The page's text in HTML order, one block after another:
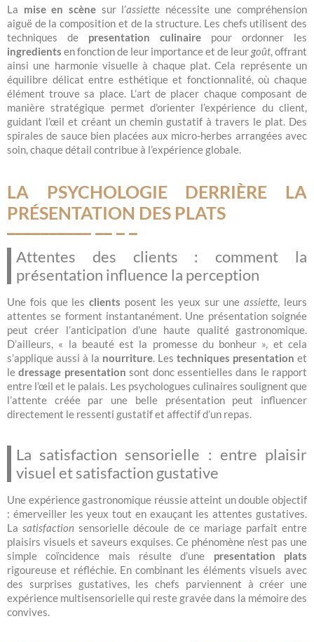
La mise en scènesur l’assiette nécessite une compréhension
aiguë de la composition et de la structure. Les chefs utilisent des
techniques de presentation culinaire pour ordonner les
ingredients en fonction de leur importance et de leur goût , offrant
ainsi une harmonie visuelle à chaque plat. Cela représente un
équilibre délicat entre esthétique et fonctionnalité, où chaque
élément trouve sa place. L’art de placer chaque composant de
manière stratégique permet d’orienter l’expérience du client,
guidant l’œil et créant un chemin gustatif à travers le plat. Des
spirales de sauce bien placées aux micro-herbes arrangées avec
soin, chaque détail contribue à l’expérience globale.
LA PSYCHOLOGIE DERRIÈRE LA
PRÉSENTATION DES PLATS
Attentes des clients : comment la
présentation influence la perception
Une fois que lesclients posent les yeux sur uneassiette , leurs
attentes se forment instantanément. Une présentation soignée
peut créer l’anticipation d’une haute qualité gastronomique.
D’ailleurs, « la beauté est la promesse du bonheur », et cela
s’applique aussi à la nourriture . Les techniques presentation et
ledressage presentation sont donc essentielles dans le rapport
entre l’œil et le palais. Les psychologues culinaires soulignent que
l’attente créée par une belle présentation peut influencer
directement le ressenti gustatif et affectif d’un repas.
La satisfaction sensorielle : entre plaisir
visuel et satisfaction gustative
Une expérience gastronomique réussie atteint un double objectif
: émerveiller les yeux tout en exauçant les attentes gustatives.
La satisfaction sensorielle découle de ce mariage parfait entre
plaisirs visuels et saveurs exquises. Ce phénomène n’est pas une
simple coïncidence mais résulte d’une presentation plats
rigoureuse et réfléchie. En combinant les éléments visuels avec
des surprises gustatives, les chefs parviennent à créer une
expérience multisensorielle qui reste gravée dans la mémoire des
convives.